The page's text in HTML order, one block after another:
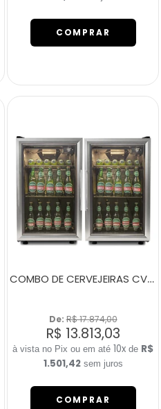
COMPRAR
COMBO DE CERVEJEIRAS CVA100 + CVA100 SMART
De: R$ 17.874,00
R$ 13.813,03
10x de R$
1.501,42sem juros
COMPRAR